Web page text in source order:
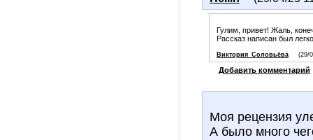
Гулим, привет! Жаль,
Рассказ написан был
Виктория_Соловьёва (29/
Добавить комментарий
Моя рецензия
А было много